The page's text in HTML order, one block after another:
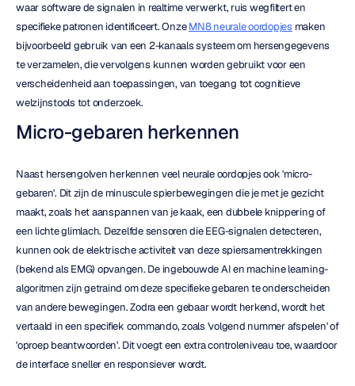
waar software de signalen in realtime verwerkt, ruis wegfiltert en
specifieke patronen identificeert. Onze MN8 neurale oordopjes maken
bijvoorbeeld gebruik van een 2-kanaals systeem om hersengegevens
te verzamelen, die vervolgens kunnen worden gebruikt voor een
verscheidenheid aan toepassingen, van toegang tot cognitieve
welzijnstools tot onderzoek.
Micro-gebaren herkennen
Naast hersengolven herkennen veel neurale oordopjes ook 'micro-
gebaren'. Dit zijn de minuscule spierbewegingen die je met je gezicht
maakt, zoals het aanspannen van je kaak, een dubbele knippering of
een lichte glimlach. Dezelfde sensoren die EEG-signalen detecteren,
kunnen ook de elektrische activiteit van deze spiersamentrekkingen
(bekend als EMG) opvangen. De ingebouwde AI en machine learning-
algoritmen zijn getraind om deze specifieke gebaren te onderscheiden
van andere bewegingen. Zodra een gebaar wordt herkend, wordt het
vertaald in een specifiek commando, zoals 'volgend nummer afspelen' of
'oproep beantwoorden'. Dit voegt een extra controleniveau toe, waardoor
de interface sneller en responsiever wordt.